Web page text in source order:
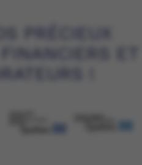
PRÉCIEUX
ET
!